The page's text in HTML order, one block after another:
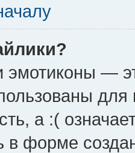
—
а :(
в форме